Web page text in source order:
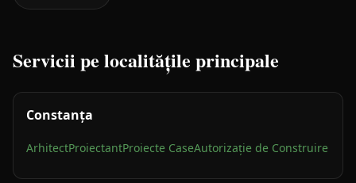
Servicii pe localitățile principale
Constanța
ArhitectProiectantProiecte CaseAutorizație de Construire